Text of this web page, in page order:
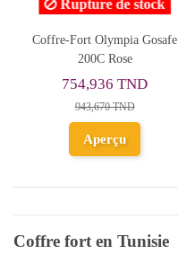
Rupture de stock
Coffre-Fort Olympia Gosafe
200C Rose
754,936 TND
943,670 TND
Aperçu
Coffre fort en Tunisie